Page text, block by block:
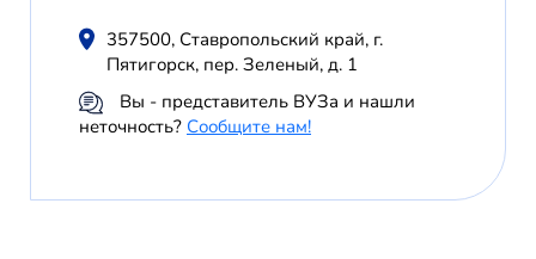
357500, Ставропольский край, г.
Пятигорск, пер. Зеленый, д. 1
Вы - представитель ВУЗа и нашли
неточность? Сообщите нам!